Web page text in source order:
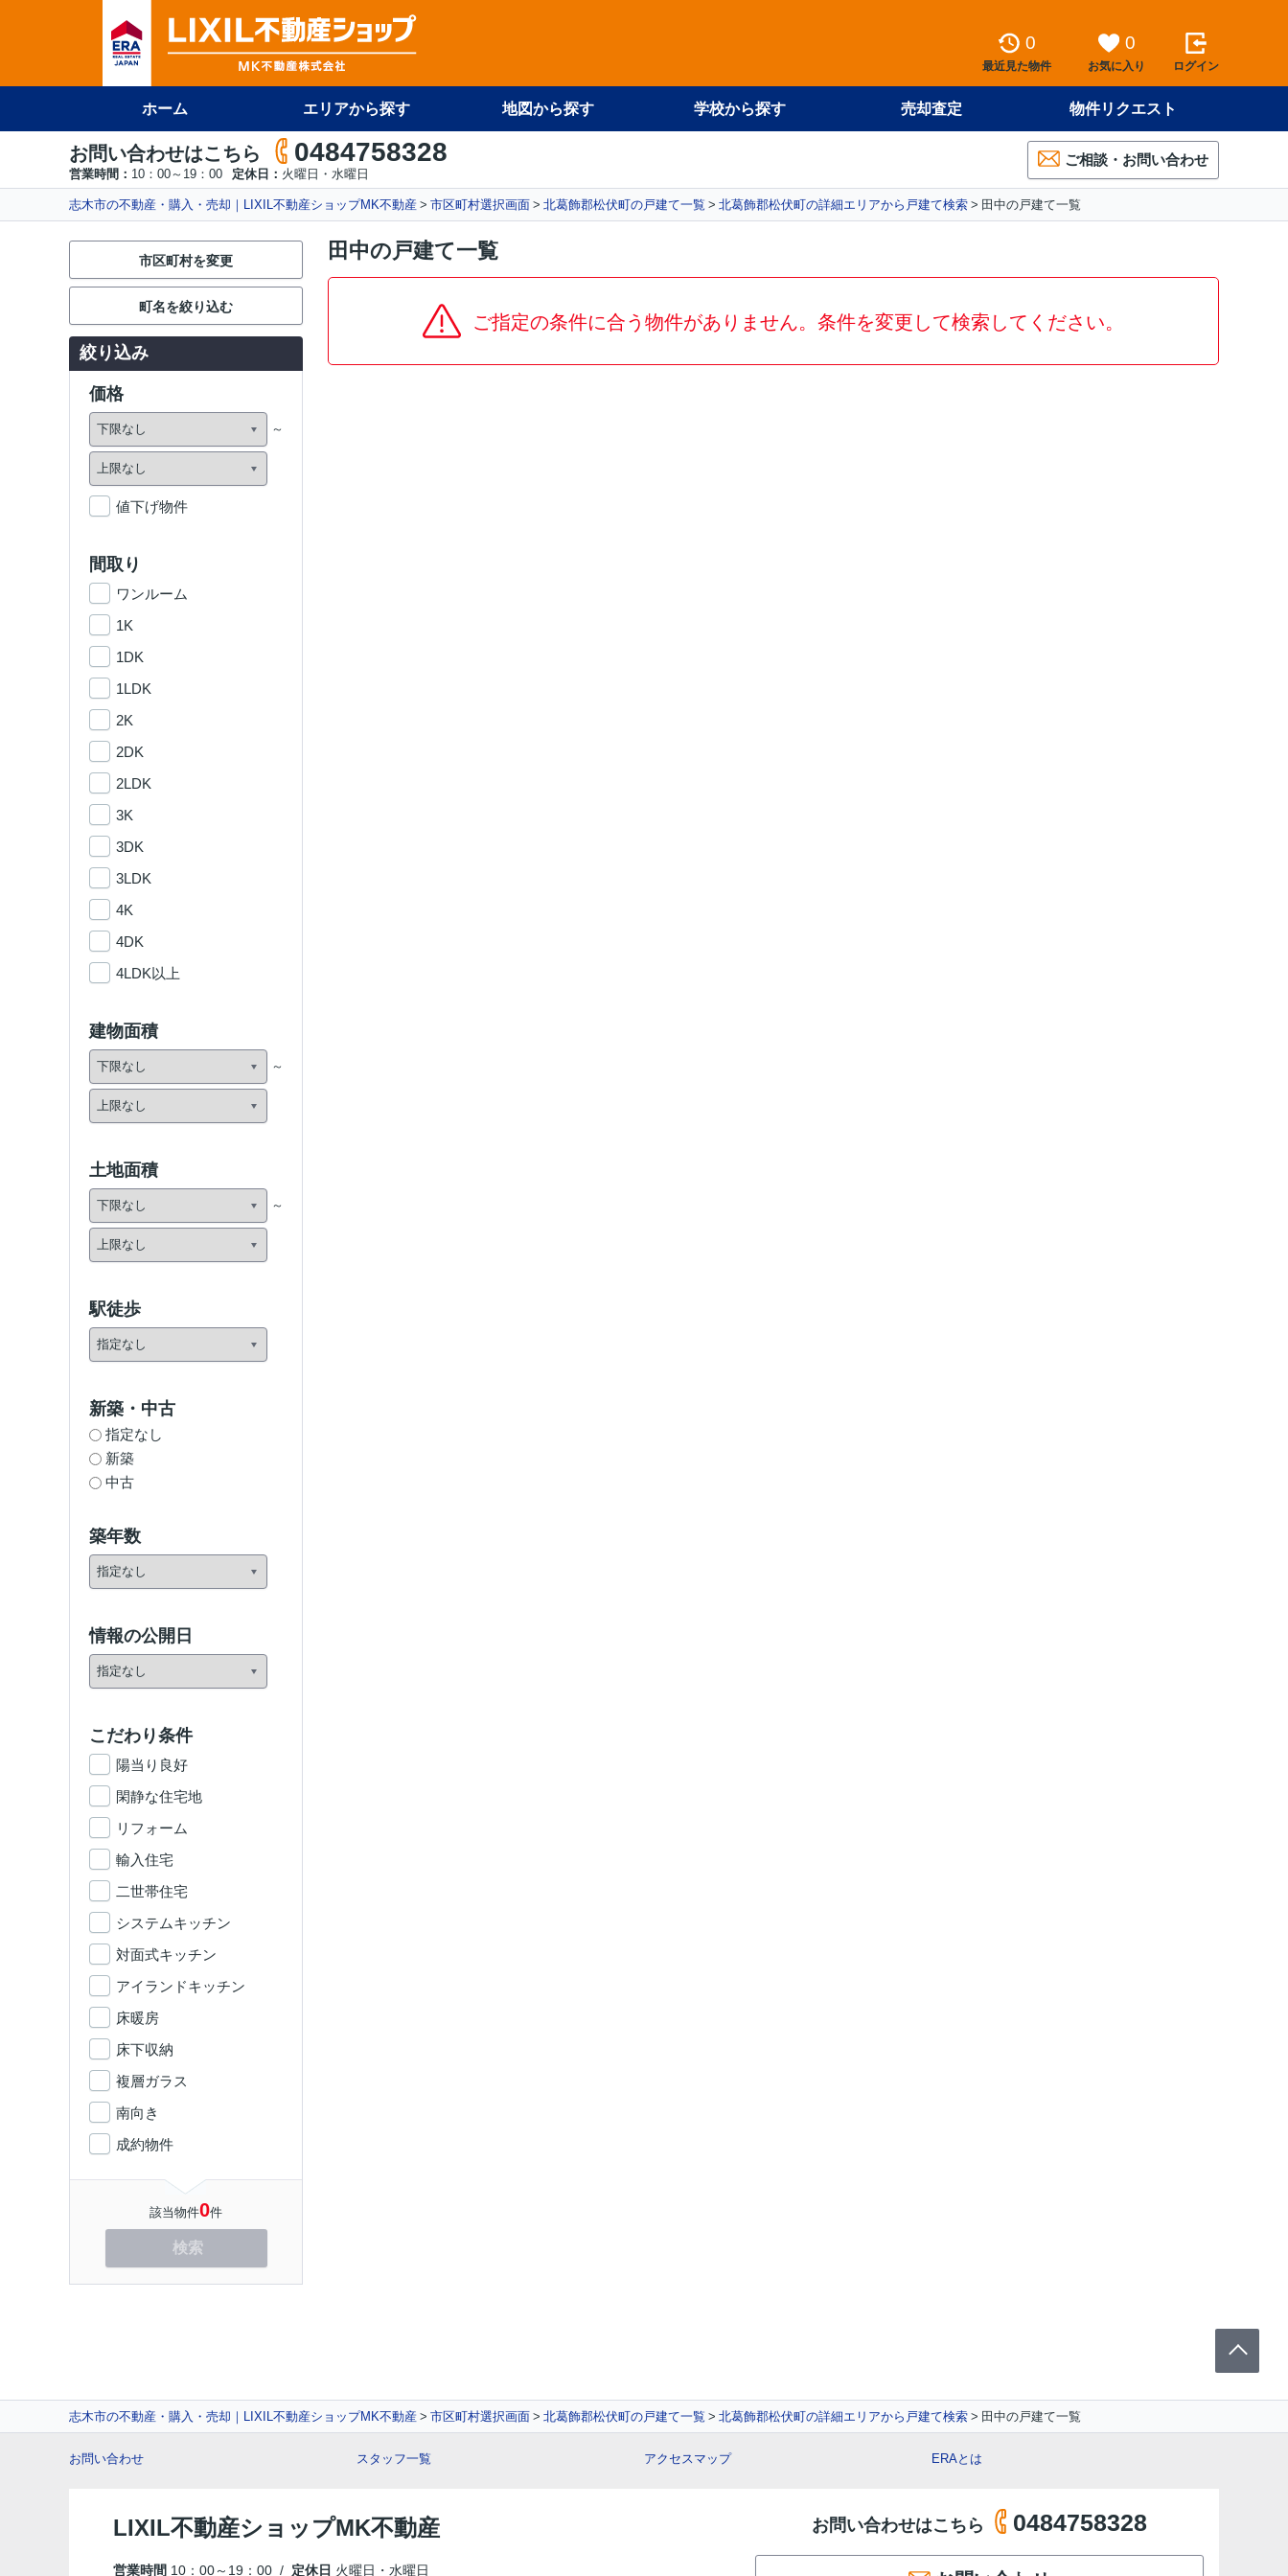
0
最近見た物件
0
お気に入り ログイン
ホーム エリアから探す 地図から探す 学校から探す 売却査定 物件リクエスト
お問い合わせはこちら 0484758328
営業時間： 10：00～19：00 定休日： 火曜日・水曜日
ご相談・お問い合わせ
志木市の不動産・購入・売却｜LIXIL不動産ショップMK不動産 市区町村選択画面 北葛飾郡松伏町の戸建て一覧 北葛飾郡松伏町の詳細エリアから戸建て検索 田中の戸建て一覧
田中の戸建て一覧
ご指定の条件に合う物件がありません。条件を変更して検索してください。
市区町村を変更
町名を絞り込む
絞り込み
価格
値下げ物件
間取り
ワンルーム
1K
1DK
1LDK
2K
2DK
2LDK
3K
3DK
3LDK
4K
4DK
4LDK以上
建物面積
土地面積
駅徒歩
新築・中古
指定なし
新築
中古
築年数
情報の公開日
こだわり条件
陽当り良好
閑静な住宅地
リフォーム
輸入住宅
二世帯住宅
システムキッチン
対面式キッチン
アイランドキッチン
床暖房
床下収納
複層ガラス
南向き
成約物件
該当物件0件
検索
志木市の不動産・購入・売却｜LIXIL不動産ショップMK不動産 市区町村選択画面 北葛飾郡松伏町の戸建て一覧 北葛飾郡松伏町の詳細エリアから戸建て検索 田中の戸建て一覧
お問い合わせ スタッフ一覧 アクセスマップ ERAとは
LIXIL不動産ショップMK不動産
営業時間 10：00～19：00 / 定休日 火曜日・水曜日
お問い合わせはこちら 0484758328